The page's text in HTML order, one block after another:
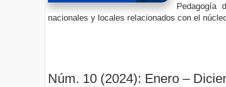
Pedagogía
nacionales y locales relacionados con el
Núm. 10 (2024): Enero –